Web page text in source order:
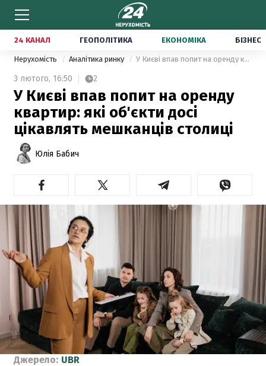
24 КАНАЛ ГЕОПОЛІТИКА ЕКОНОМІКА БІЗНЕС
Нерухомість Аналітика ринку У Києві впав попит на оренду квартир: які об'єкти досі цікавлять мешканців столиці
3 лютого, 16:50 2
У Києві впав попит на оренду
квартир: які об'єкти досі
цікавлять мешканців столиці
Юлія Бабич
Джерело: UBR